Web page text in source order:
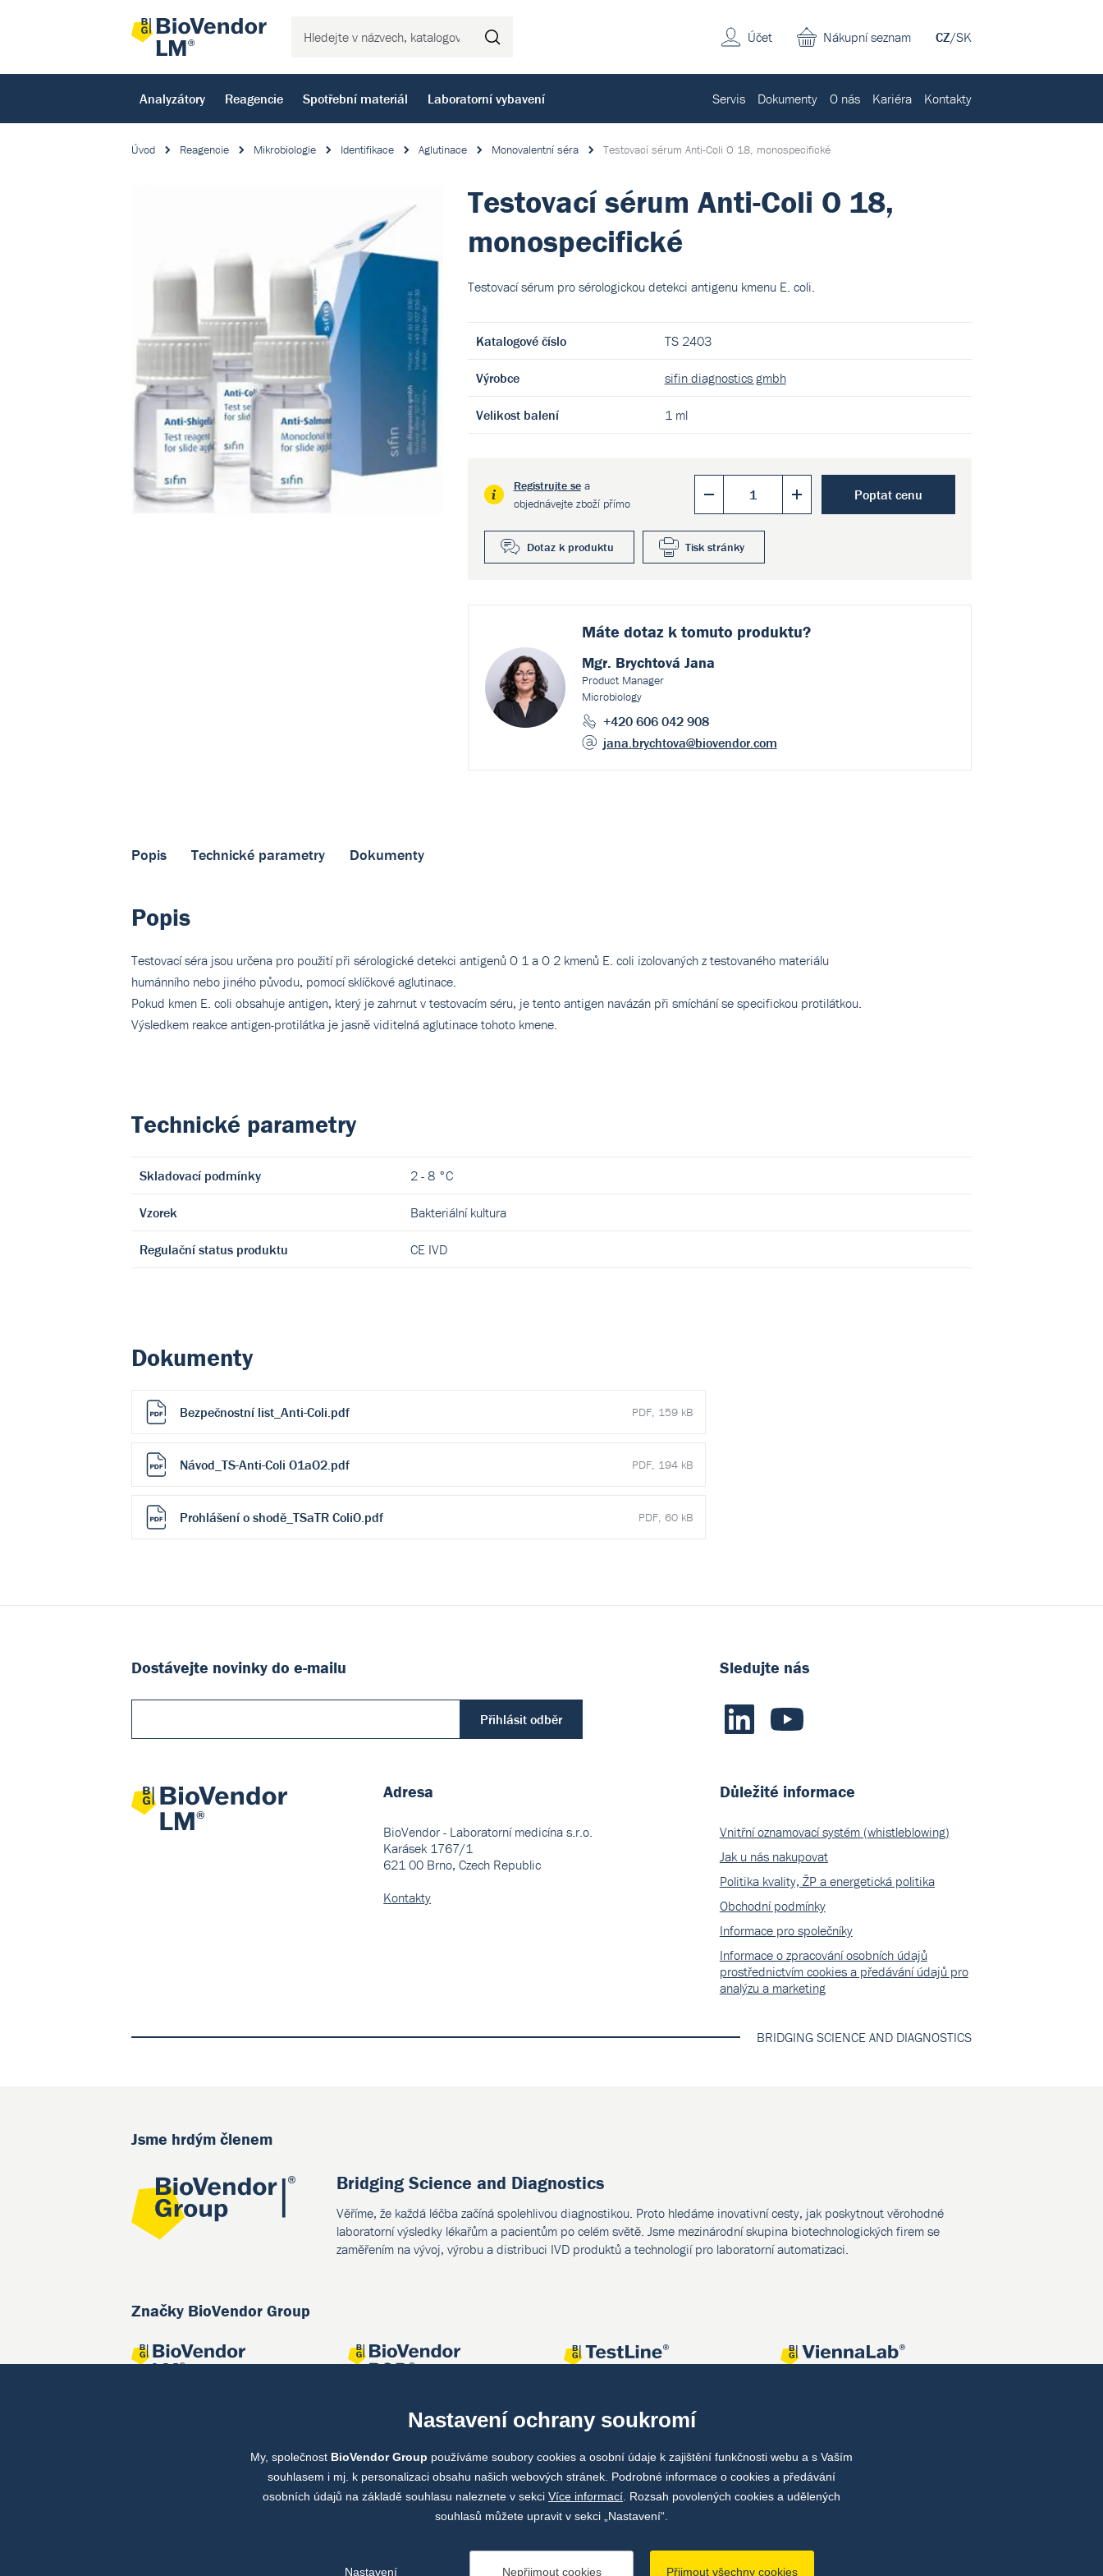
CZ/SK
Nákupní seznam
Účet
Analyzátory Reagencie Spotřební materiál Laboratorní vybavení Servis Dokumenty O nás Kariéra Kontakty
Úvod Reagencie Mikrobiologie Identifikace Aglutinace Monovalentní séra Testovací sérum Anti-Coli O 18, monospecifické
Testovací sérum Anti-Coli O 18,
monospecifické
Testovací sérum pro sérologickou detekci antigenu kmenu E. coli.
Katalogové číslo TS 2403
Výrobce sifin diagnostics gmbh
Velikost balení 1 ml
Poptat cenu
Registrujte sea
objednávejte zboží přímo
Dotaz k produktu Tisk stránky
Máte dotaz k tomuto produktu?
Mgr. Brychtová Jana
Product Manager
Microbiology
+420 606 042 908
jana.brychtova@biovendor.com
Popis Technické parametry Dokumenty
Popis
Testovací séra jsou určena pro použití při sérologické detekci antigenů O 1 a O 2 kmenů E. coli izolovaných z testovaného materiálu
humánního nebo jiného původu, pomocí sklíčkové aglutinace.
Pokud kmen E. coli obsahuje antigen, který je zahrnut v testovacím séru, je tento antigen navázán při smíchání se specifickou protilátkou.
Výsledkem reakce antigen-protilátka je jasně viditelná aglutinace tohoto kmene.
Technické parametry
Skladovací podmínky 2 - 8 °C
Vzorek Bakteriální kultura
Regulační status produktu CE IVD
Dokumenty
Bezpečnostní list_Anti-Coli.pdf PDF, 159 kB
Návod_TS-Anti-Coli O1aO2.pdf PDF, 194 kB
Prohlášení o shodě_TSaTR ColiO.pdf PDF, 60 kB
Dostávejte novinky do e-mailu
Přihlásit odběr
Adresa
BioVendor - Laboratorní medicína s.r.o.
Karásek 1767/1
621 00 Brno, Czech Republic
Kontakty
Sledujte nás
Důležité informace
Vnitřní oznamovací systém (whistleblowing)
Jak u nás nakupovat
Politika kvality, ŽP a energetická politika
Obchodní podmínky
Informace pro společníky
Informace o zpracování osobních údajů
prostřednictvím cookies a předávání údajů pro
analýzu a marketing
BRIDGING SCIENCE AND DIAGNOSTICS
Jsme hrdým členem
Bridging Science and Diagnostics
Věříme, že každá léčba začíná spolehlivou diagnostikou. Proto hledáme inovativní cesty, jak poskytnout věrohodné
laboratorní výsledky lékařům a pacientům po celém světě. Jsme mezinárodní skupina biotechnologických firem se
zaměřením na vývoj, výrobu a distribuci IVD produktů a technologií pro laboratorní automatizaci.
Značky BioVendor Group
Společné projekty
Nastavení ochrany soukromí
My, společnost BioVendor Group používáme soubory cookies a osobní údaje k zajištění funkčnosti webu a s Vaším
souhlasem i mj. k personalizaci obsahu našich webových stránek. Podrobné informace o cookies a předávání
osobních údajů na základě souhlasu naleznete v sekci Více informací . Rozsah povolených cookies a udělených
souhlasů můžete upravit v sekci „Nastavení“.
Přijmout všechny cookies
Nepřijmout cookies
Nastavení